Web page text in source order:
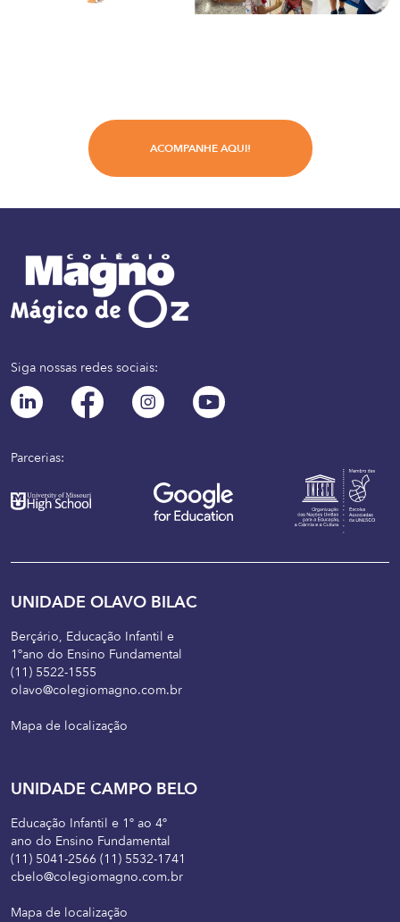
ACOMPANHE AQUI!
UNIDADE OLAVO BILAC
Berçário, Educação Infantil e
1ºano do Ensino Fundamental
(11) 5522-1555
olavo@colegiomagno.com.br
Mapa de localização
UNIDADE CAMPO BELO
Educação Infantil e 1º ao 4º
ano do Ensino Fundamental
(11) 5041-2566 (11) 5532-1741
cbelo@colegiomagno.com.br
Mapa de localização
Siga nossas redes sociais:
Parcerias: